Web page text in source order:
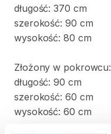
długość: 370 cm
szerokość: 90 cm
wysokość: 80 cm
Złożony w pokrowcu:
długość: 90 cm
szerokość: 60 cm
wysokość: 60 cm